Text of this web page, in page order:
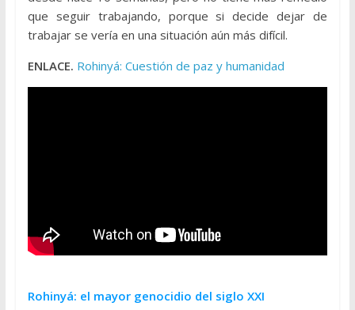
que seguir trabajando, porque si decide dejar de
trabajar se vería en una situación aún más difícil.
ENLACE. Rohinyá: Cuestión de paz y humanidad
Rohinyá: el mayor genocidio del siglo XXI